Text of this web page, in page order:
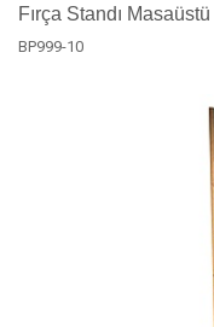
Fırça Standı Masaüstü
BP999-10